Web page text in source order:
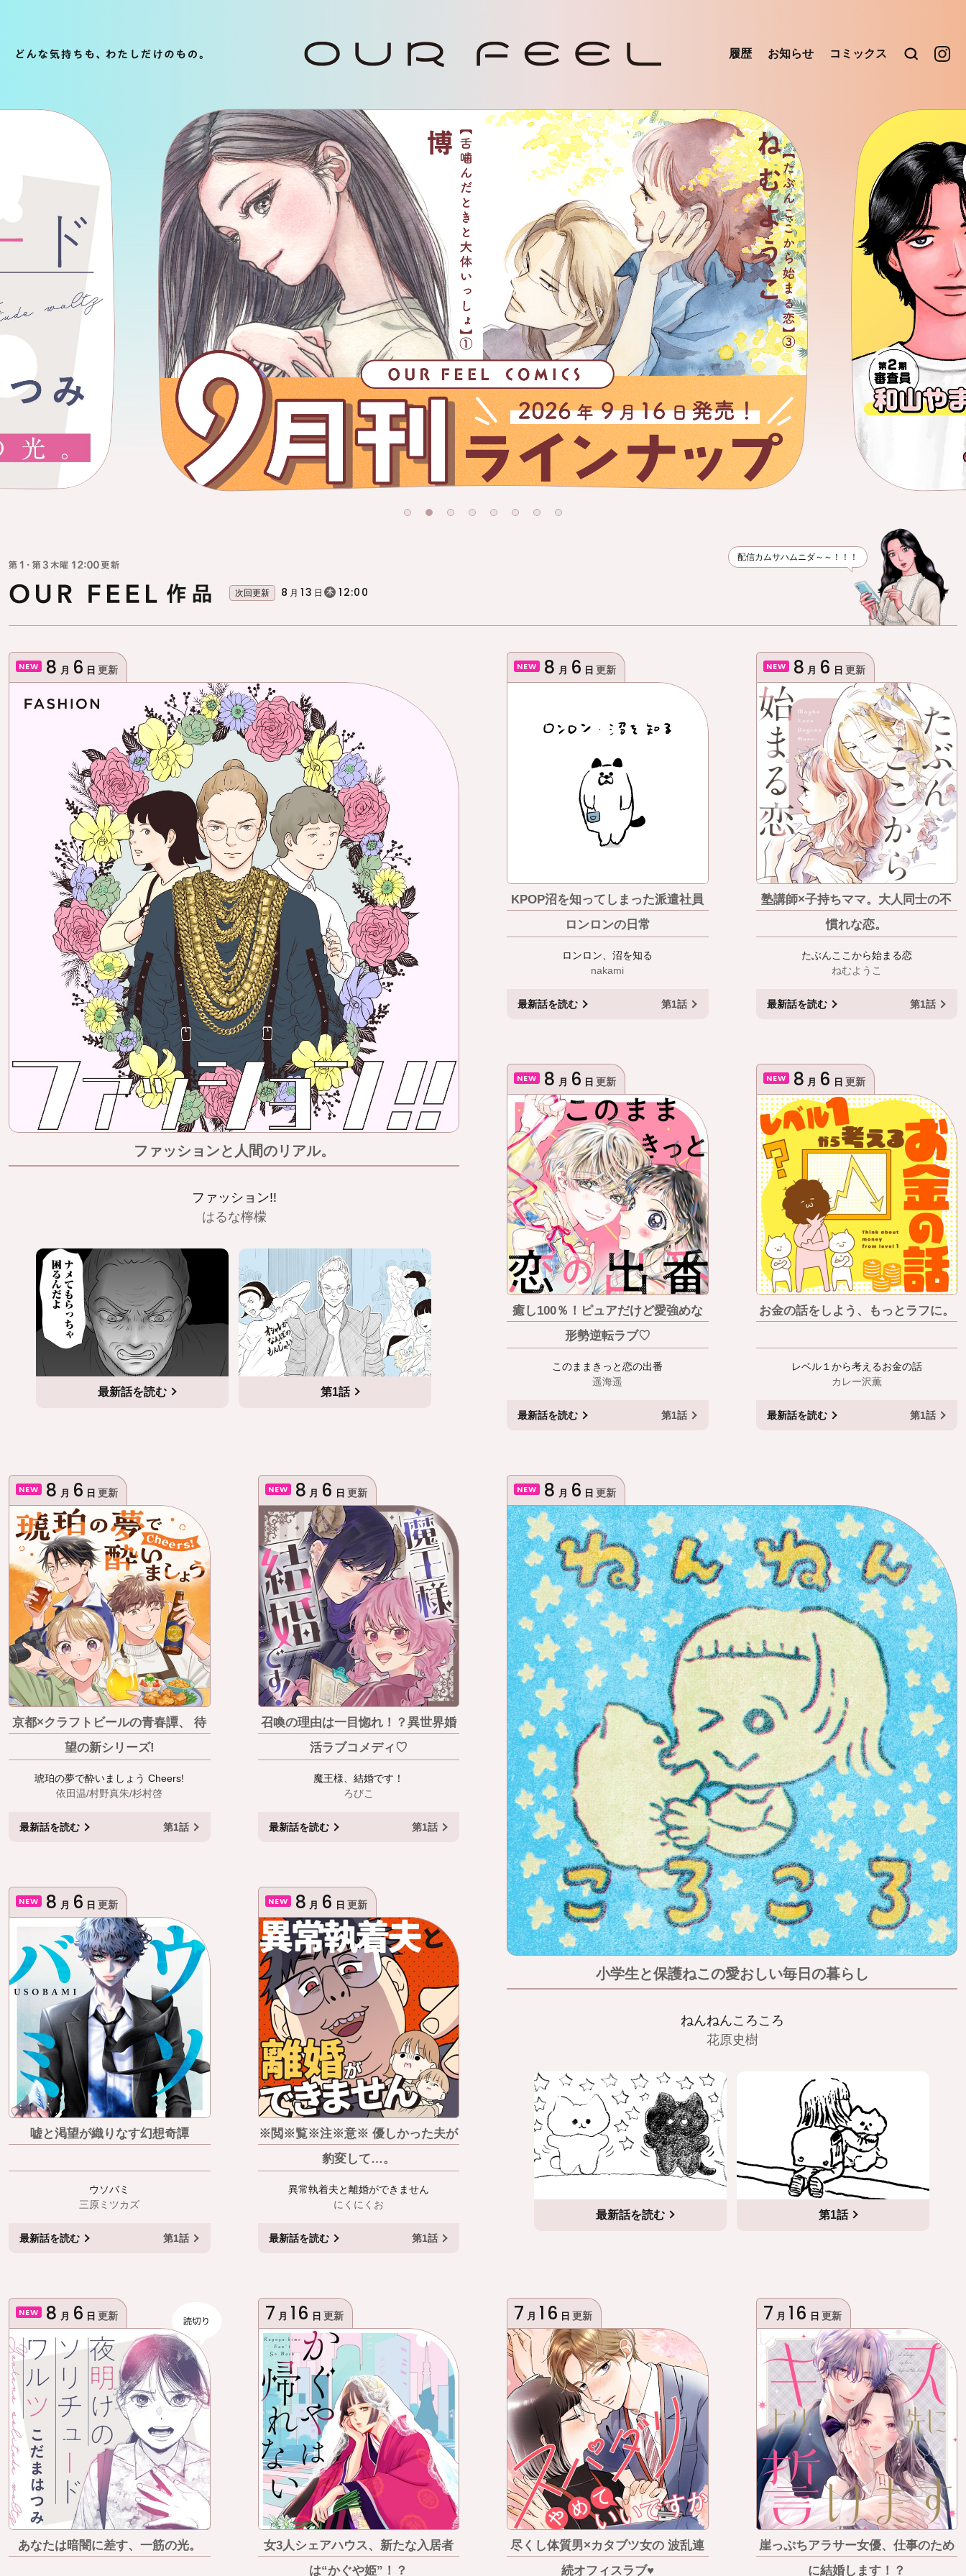
どんな気持ちもわたしだけのもの
OUR FEEL 履歴 お知らせ コミックス 検索
OUR
第1・第3木曜 12:00更新
OUR FEEL作品 次回更新 8 月 13 日 木 12:00
配信カムサハムニダ～～！！！
NEW 8 月 6 日 更新
ファッションと人間のリアル。
ファッション!!
はるな檸檬
最新話を読む 第1話
NEW 8 月 6 日 更新
KPOP沼を知ってしまった派遣社員
ロンロンの日常
ロンロン、沼を知る
nakami
最新話を読む 第1話
NEW 8 月 6 日 更新
塾講師×子持ちママ。大人同士の不
慣れな恋。
たぶんここから始まる恋
ねむようこ
最新話を読む 第1話
NEW 8 月 6 日 更新
癒し100％！ピュアだけど愛強めな
形勢逆転ラブ♡
このままきっと恋の出番
遥海遥
最新話を読む 第1話
NEW 8 月 6 日 更新
お金の話をしよう、もっとラフに。
レベル１から考えるお金の話
カレー沢薫
最新話を読む 第1話
NEW 8 月 6 日 更新
京都×クラフトビールの青春譚、 待
望の新シリーズ!
琥珀の夢で酔いましょう Cheers!
依田温/村野真朱/杉村啓
最新話を読む 第1話
NEW 8 月 6 日 更新
召喚の理由は一目惚れ！？異世界婚
活ラブコメディ♡
魔王様、結婚です！
ろびこ
最新話を読む 第1話
NEW 8 月 6 日 更新
小学生と保護ねこの愛おしい毎日の暮らし
ねんねんころころ
花原史樹
最新話を読む 第1話
NEW 8 月 6 日 更新
嘘と渇望が織りなす幻想奇譚
ウソバミ
三原ミツカズ
最新話を読む 第1話
NEW 8 月 6 日 更新
※閲※覧※注※意※ 優しかった夫が
豹変して…。
異常執着夫と離婚ができません
にくにくお
最新話を読む 第1話
NEW 8 月 6 日 更新
あなたは暗闇に差す、一筋の光。
7 月 16 日 更新
女3人シェアハウス、新たな入居者
は“かぐや姫”！？
7 月 16 日 更新
尽くし体質男×カタブツ女の 波乱連
続オフィスラブ♥
7 月 16 日 更新
崖っぷちアラサー女優、仕事のため
に結婚します！？